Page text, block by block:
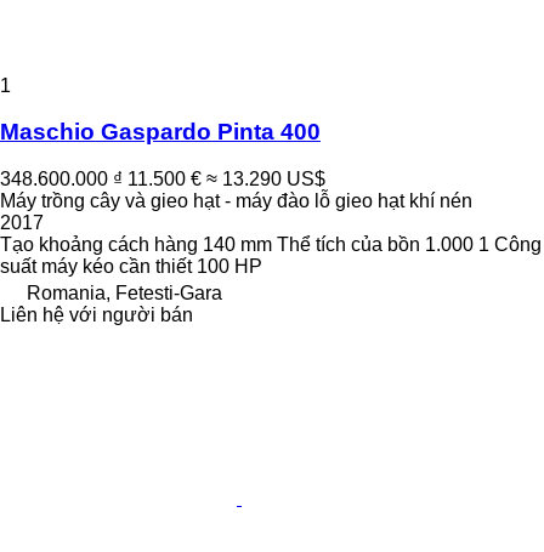
1
Maschio Gaspardo Pinta 400
348.600.000 ₫ 11.500 € ≈ 13.290 US$
Máy trồng cây và gieo hạt - máy đào lỗ gieo hạt khí nén
2017
Tạo khoảng cách hàng 140 mm Thể tích của bồn 1.000 1 Công
suất máy kéo cần thiết 100 HP
Romania, Fetesti-Gara
Liên hệ với người bán